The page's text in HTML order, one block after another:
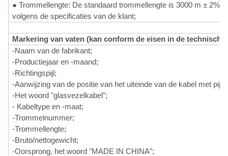
● Trommellengte: De standaard trommellengte is 3000 m ± 2%
volgens de specificaties van de klant;
Markering van vaten (kan conform de eisen in de
-Naam van de fabrikant;
-Productiejaar en -maand;
-Richtingspijl;
-Aanwijzing van de positie van het uiteinde van de kabel met pijl;
-Het woord "glasvezelkabel";
- Kabeltype en -maat;
-Trommelnummer;
-Trommellengte;
-Bruto/nettogewicht;
-Oorsprong, het woord "MADE IN CHINA";